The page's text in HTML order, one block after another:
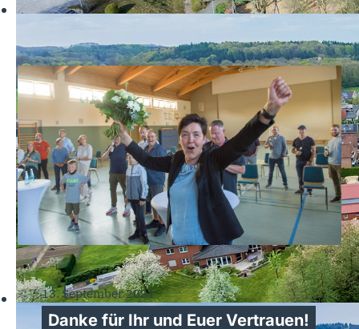
13. September 2021
Danke für Ihr und Euer Vertrauen!